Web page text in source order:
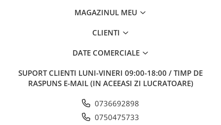
MAGAZINUL MEU
CLIENTI
DATE COMERCIALE
SUPORT CLIENTI LUNI-VINERI 09:00-18:00 / TIMP DE
RASPUNS E-MAIL (IN ACEEASI ZI LUCRATOARE)
0736692898
0750475733